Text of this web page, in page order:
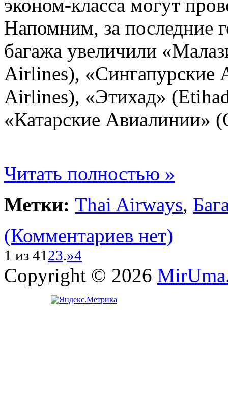
эконом-класса могут
Напомним, за последние
багажа увеличили
Airlines), «Сингапурские
Airlines), «Этихад»
«Катарские Авиалинии»
Читать полностью »
Метки: Thai Airways,
(Комментариев нет)
1 из 4123.»4
Copyright © 2026